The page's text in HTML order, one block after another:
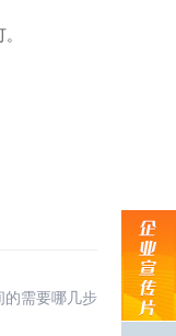
的需要哪几步